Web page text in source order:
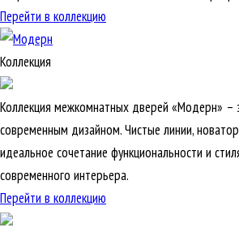
Перейти в коллекцию
Коллекция
Коллекция межкомнатных дверей «Модерн» –
современным дизайном. Чистые линии,
идеальное сочетание функциональности и
современного интерьера.
Перейти в коллекцию